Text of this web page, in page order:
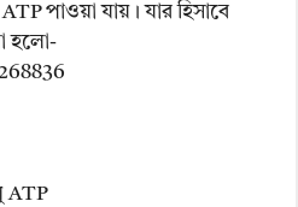
পাওয়া যায়। যার হিসাবে
হলো-
ATP